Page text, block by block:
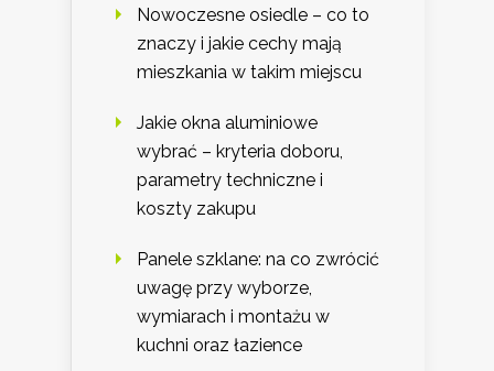
Nowoczesne osiedle – co to
znaczy i jakie cechy mają
mieszkania w takim miejscu
Jakie okna aluminiowe
wybrać – kryteria doboru,
parametry techniczne i
koszty zakupu
Panele szklane: na co zwrócić
uwagę przy wyborze,
wymiarach i montażu w
kuchni oraz łazience